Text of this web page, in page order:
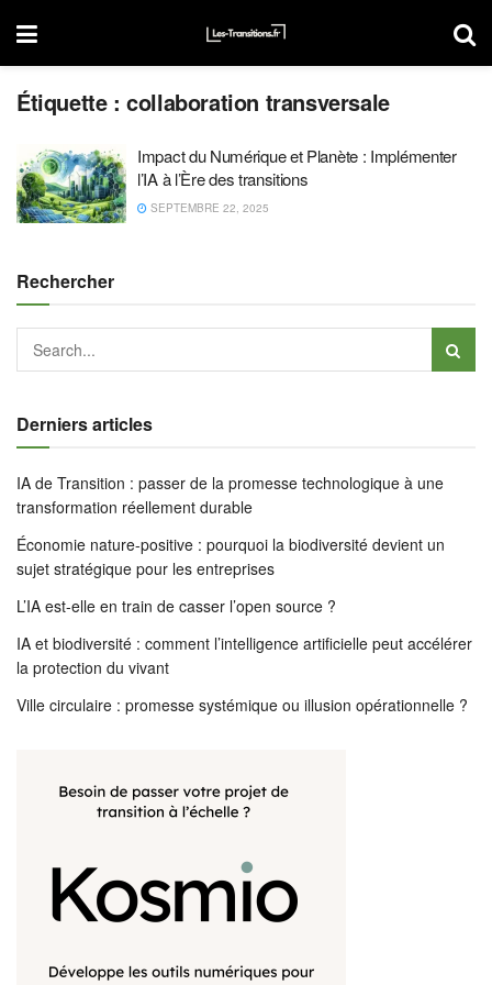
Étiquette :collaboration transversale
Impact du Numérique et Planète : Implémenter
l’IA à l’Ère des transitions
SEPTEMBRE 22, 2025
Rechercher
Derniers articles
IA de Transition : passer de la promesse technologique à une
transformation réellement durable
Économie nature-positive : pourquoi la biodiversité devient un
sujet stratégique pour les entreprises
L’IA est-elle en train de casser l’open source ?
IA et biodiversité : comment l’intelligence artificielle peut accélérer
la protection du vivant
Ville circulaire : promesse systémique ou illusion opérationnelle ?